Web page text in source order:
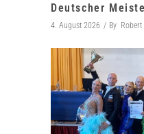
Deutscher
4. August 2026 By